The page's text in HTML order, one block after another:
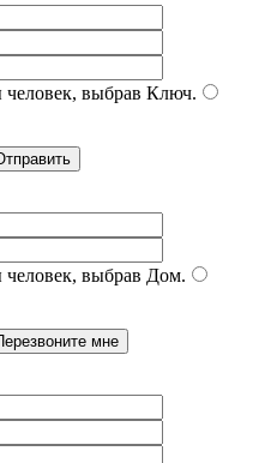
выбрав Ключ.
выбрав Дом.